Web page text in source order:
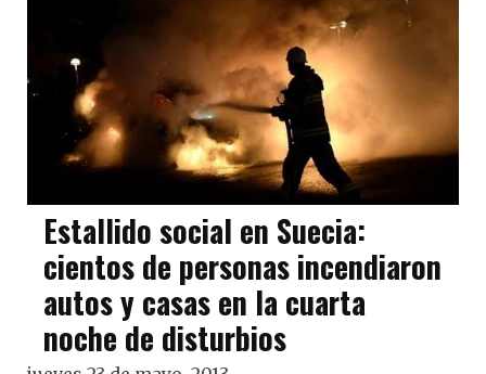
Estallido social en Suecia:
cientos de personas incendiaron
autos y casas en la cuarta
noche de disturbios